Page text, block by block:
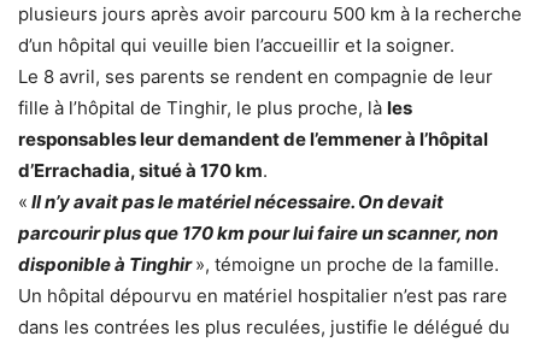
plusieurs jours après avoir parcouru 500 km à la recherche
d’un hôpital qui veuille bien l’accueillir et la soigner.
Le 8 avril, ses parents se rendent en compagnie de leur
fille à l’hôpital de Tinghir, le plus proche, là les
responsables leur demandent de l’emmener à l’hôpital
d’Errachadia, situé à 170 km.
« Il n’y avait pas le matériel nécessaire. On devait
parcourir plus que 170 km pour lui faire un scanner, non
disponible à Tinghir », témoigne un proche de la famille.
Un hôpital dépourvu en matériel hospitalier n’est pas rare
dans les contrées les plus reculées, justifie le délégué du